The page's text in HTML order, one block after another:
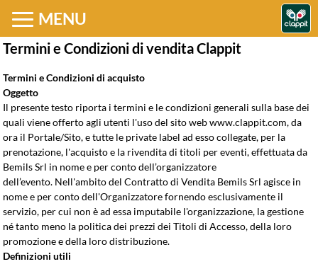
MENU
Termini e Condizioni di vendita Clappit
Termini e Condizioni di acquisto
Oggetto
Il presente testo riporta i termini e le condizioni generali sulla base dei
quali viene offerto agli utenti l'uso del sito web www.clappit.com, da
ora il Portale/Sito, e tutte le private label ad esso collegate, per la
prenotazione, l'acquisto e la rivenditadi titoli per eventi, effettuata da
Bemils Srl in nome e per conto dell’organizzatore
dell’evento. Nell'ambito del Contratto di Vendita Bemils Srl agisce in
nome e per conto dell'Organizzatore fornendo esclusivamente il
servizio, per cui non è ad essa imputabile l'organizzazione, la gestione
né tanto meno la politica dei prezzi dei Titoli di Accesso, della loro
promozione e della loro distribuzione.
Definizioni utili